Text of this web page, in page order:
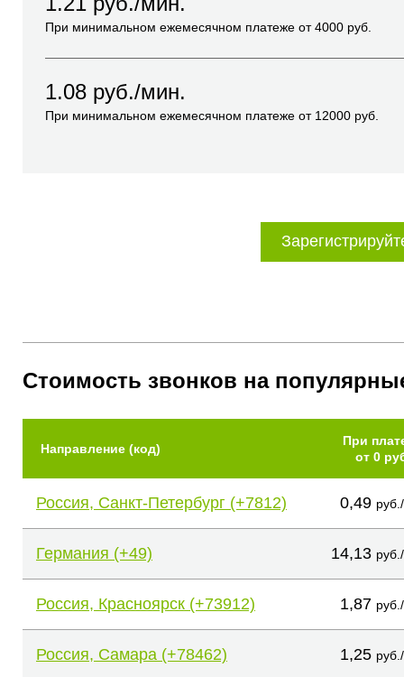
При минимальном ежемесячном платеже от4000 руб.
1.08 руб./мин.
При минимальном ежемесячном платеже от 12000 руб.
Стоимость звонков на
Направление (код)
При
от 0
Россия, Санкт-Петербург (+7812) 0,49
Германия (+49) 14,13
Россия, Красноярск (+73912) 1,87
Россия, Самара (+78462) 1,25